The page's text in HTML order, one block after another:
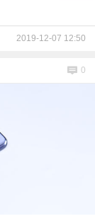
2019-12-07 12:50
0